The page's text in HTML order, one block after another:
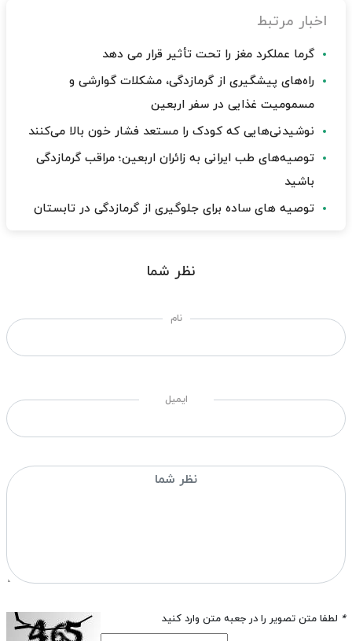
اخبار مرتبط
گرما عملکرد مغز را تحت تأثیر قرار می دهد
راه‌های پیشگیری از گرمازدگی، مشکلات گوارشی و
مسمومیت غذایی در سفر اربعین
نوشیدنی‌هایی که کودک را مستعد فشار خون بالا می‌کنند
توصیه‌های طب ایرانی به زائران اربعین؛ مراقب گرمازدگی
باشید
توصیه های ساده برای جلوگیری از گرمازدگی در تابستان
نظر شما
نام
ایمیل
* لطفا متن تصویر را در جعبه متن وارد کنید